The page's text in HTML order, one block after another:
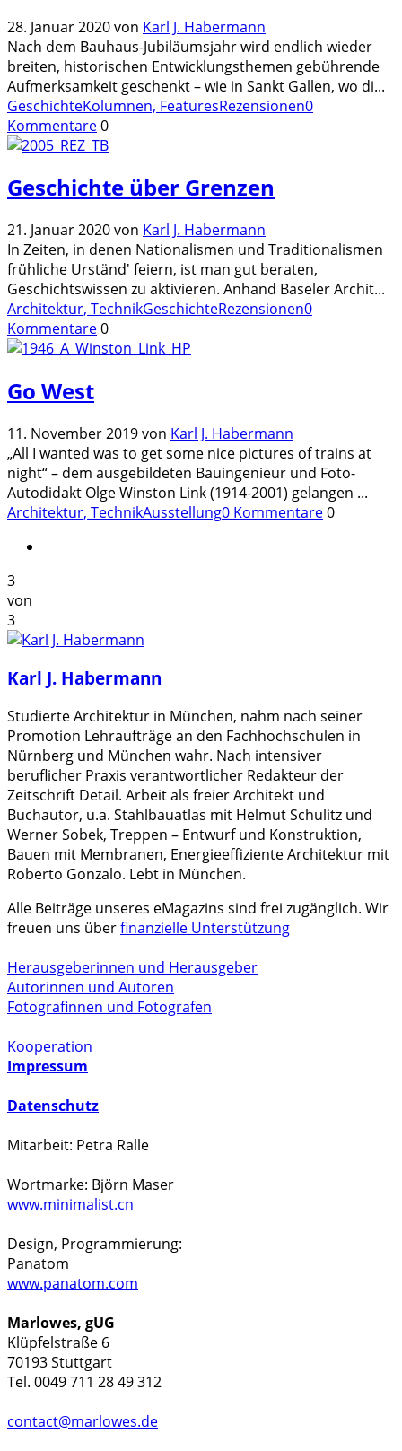
28. Januar 2020von Karl J. Habermann
Nach dem Bauhaus-Jubiläumsjahr wird endlich wieder
breiten, historischen Entwicklungsthemen gebührende
Aufmerksamkeit geschenkt – wie in Sankt Gallen, wo di...
GeschichteKolumnen, FeaturesRezensionen0
Kommentare0
Geschichte über Grenzen
21. Januar 2020von Karl J. Habermann
In Zeiten, in denen Nationalismen und Traditionalismen
frühliche Urständ' feiern, ist man gut beraten,
Geschichtswissen zu aktivieren. Anhand Baseler Archit...
Architektur, TechnikGeschichteRezensionen0
Kommentare0
Go West
11. November 2019von Karl J. Habermann
„All I wanted was to get some nice pictures of trains at
night“ – dem ausgebildeten Bauingenieur und Foto-
Autodidakt Olge Winston Link (1914-2001) gelangen ...
Architektur, TechnikAusstellung0 Kommentare0
3
von
3
Karl J. Habermann
Studierte Architektur in München, nahm nach seiner
Promotion Lehraufträge an den Fachhochschulen in
Nürnberg und München wahr. Nach intensiver
beruflicher Praxis verantwortlicher Redakteur der
Zeitschrift Detail. Arbeit als freier Architekt und
Buchautor, u.a. Stahlbauatlas mit Helmut Schulitz und
Werner Sobek, Treppen – Entwurf und Konstruktion,
Bauen mit Membranen, Energieeffiziente Architektur mit
Roberto Gonzalo. Lebt in München.
Alle Beiträge unseres eMagazins sind frei zugänglich. Wir
freuen uns überfinanzielle Unterstützung
Herausgeberinnen und Herausgeber
Autorinnen und Autoren
Fotografinnen und Fotografen
Kooperation
Impressum
Datenschutz
Mitarbeit: Petra Ralle
Wortmarke: Björn Maser
www.minimalist.cn
Design, Programmierung:
Panatom
www.panatom.com
Marlowes, gUG
Klüpfelstraße 6
70193 Stuttgart
Tel. 0049 711 28 49 312
contact@marlowes.de